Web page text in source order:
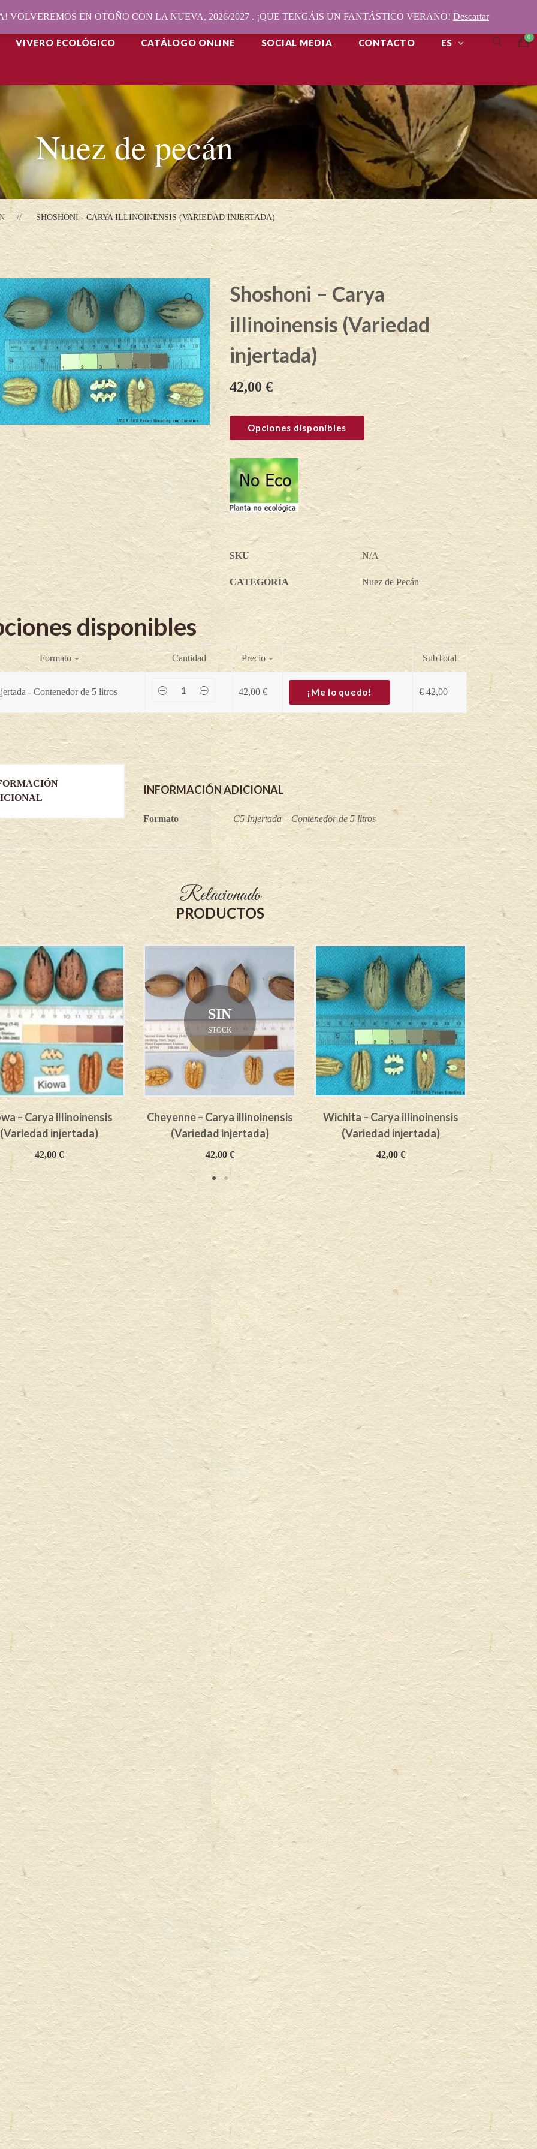
VIVERO ECOLÓGICO CATÁLOGO ONLINE SOCIAL MEDIA CONTACTO ES
Nuez de pecán
SHOSHONI - CARYA ILLINOINENSIS (VARIEDAD INJERTADA)
Shoshoni – Carya
illinoinensis (Variedad
injertada)
42,00€
Opciones disponibles
SKU N/A
CATEGORÍA Nuez de Pecán
disponibles
Formato Cantidad Precio SubTotal
- Contenedor de 5 litros
Shoshoni
illinoinensis
(Variedad
injertada)
quantity
42,00 € ¡Me lo quedo! € 42,00
INFORMACIÓN ADICIONAL
Formato C5 Injertada – Contenedor de 5 litros
Relacionado
PRODUCTOS
– Carya illinoinensis
(Variedad injertada)
42,00 €
SIN
STOCK
Cheyenne – Carya illinoinensis
(Variedad injertada)
42,00 €
Wichita – Carya illinoinensis
(Variedad injertada)
42,00 €
Cape
VOLVEREMOS EN OTOÑO CON LA NUEVA, 2026/2027 . ¡QUE TENGÁIS UN FANTÁSTICO VERANO! Descartar